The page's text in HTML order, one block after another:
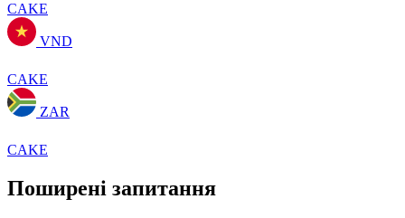
CAKE
VND
CAKE
ZAR
CAKE
Поширені запитання